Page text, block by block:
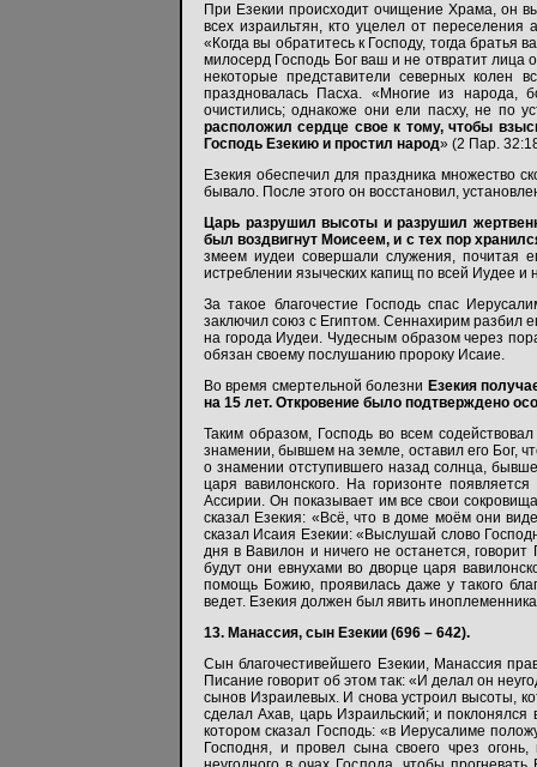
При Езекии происходит очищение Храма, он
всех израильтян, кто уцелел от
«Когда вы обратитесь к Господу, тогда
милосерд Господь Бог ваш и не отвратит лица
некоторые представители северных
праздновалась Пасха. «Многие из народа,
очистились; однакоже они ели пасху, не по
расположил сердце свое к тому, чтобы
Господь Езекию и простил народ» (2 Пар.
Езекия обеспечил для праздника множество
бывало. После этого он восстановил,
Царь разрушил высоты и разрушил
был воздвигнут Моисеем, и с тех пор
змеем иудеи совершали служения, почитая
истреблении языческих капищ по всей Иудее и
За такое благочестие Господь спас
заключил союз с Египтом. Сеннахирим разбил
на города Иудеи. Чудесным образом через
обязан своему послушанию пророку Исаие.
Во время смертельной болезни Езекия
на 15 лет. Откровение было подтверждено
Таким образом, Господь во всем
знамении, бывшем на земле, оставил его Бог,
о знамении отступившего назад солнца,
царя вавилонского. На горизонте
Ассирии. Он показывает им все свои
сказал Езекия: «Всё, что в доме моём они
сказал Исаия Езекии: «Выслушай слово
дня в Вавилон и ничего не останется,
будут они евнухами во дворце царя
помощь Божию, проявилась даже у такого
ведет. Езекия должен был явить
13. Манассия, сын Езекии (696 – 642).
Сын благочестивейшего Езекии, Манассия
Писание говорит об этом так: «И делал он
сынов Израилевых. И снова устроил высоты,
сделал Ахав, царь Израильский; и
котором сказал Господь: «в Иерусалиме
Господня, и провел сына своего чрез